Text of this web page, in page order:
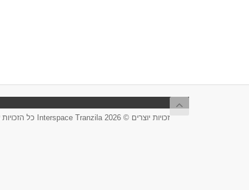
זכויות יוצרים © 2026 Interspace Tranzila כל הזכויות שמורות.